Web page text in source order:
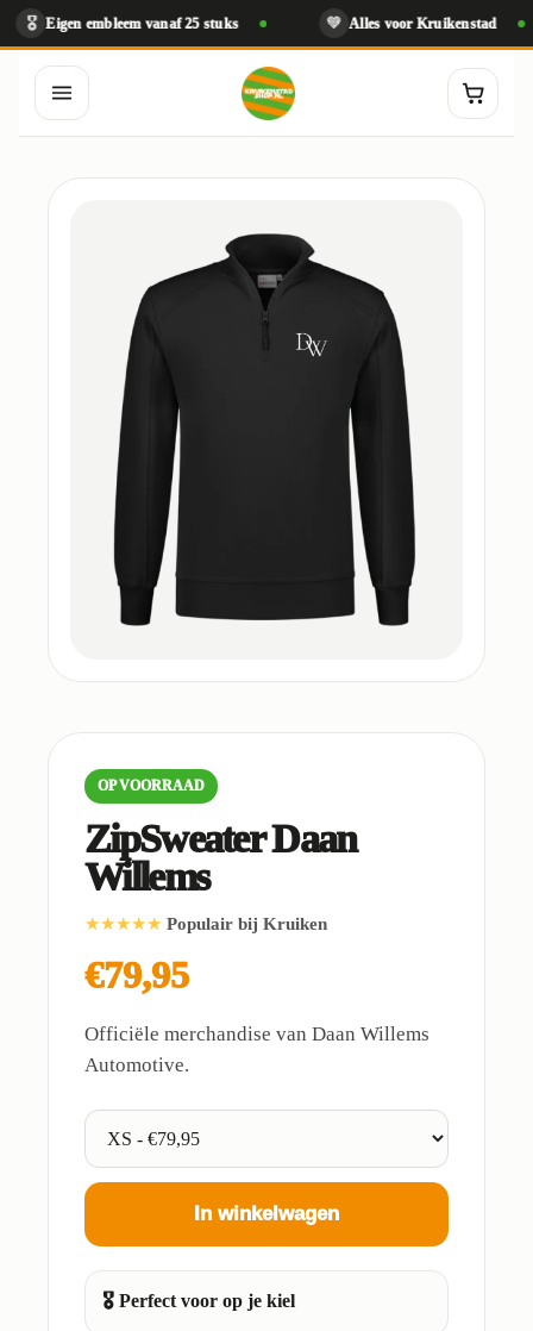
Eigen embleem vanaf 25 stuks Alles voor Kruikenstad
OP VOORRAAD
ZipSweater Daan
Willems
★★★★★ Populair bij Kruiken
€79,95
Officiële merchandise van Daan Willems
Automotive.
In winkelwagen
🎖️ Perfect voor op je kiel